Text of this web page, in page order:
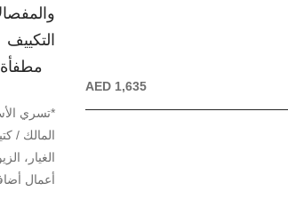
AED 1,635
التكييف
المالك /
الغيار،
أعمال أضافيه